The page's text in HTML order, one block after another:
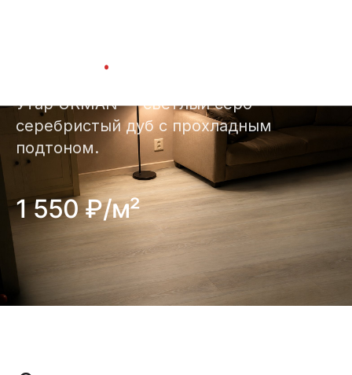
.
Утар URMAN — светлый серо-
серебристый дуб с прохладным
подтоном.
1 550 ₽/м²